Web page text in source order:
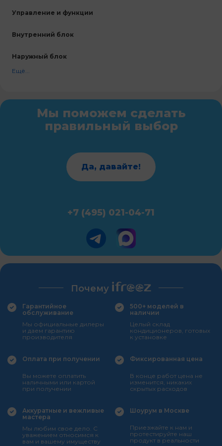
Управление и функции
Внутренний блок
Наружный блок
Ещё...
Мы поможем сделать
правильный выбор
Да, давайте!
+7 (495) 021-04-71
Почему
Гарантийное
обслуживание
Мы официальные дилеры
и даем гарантию
производителя
500+ моделей в
наличии
Целый склад
кондиционеров, готовых
к установке
Оплата при получении
Вы можете оплатить
наличными или картой
при получении
Фиксированная цена
В конце работ цена не
изменится, никаких
скрытых расходов
Аккуратные и вежливые
мастера
Мы любим свое дело. С
уважением относимся к
вам и вашему имуществу
Шоурум в Москве
Приезжайте к нам и
протестируйте наш
продукт в реальности